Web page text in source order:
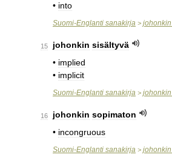
• into
Suomi-Englanti sanakirja > johonkin
15 johonkin sisältyvä
• implied
• implicit
Suomi-Englanti sanakirja > johonkin
16 johonkin sopimaton
• incongruous
Suomi-Englanti sanakirja > johonkin